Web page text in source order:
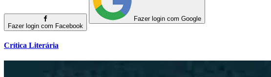
Fazer login com Facebook
Fazer login com Google
Crítica Literária